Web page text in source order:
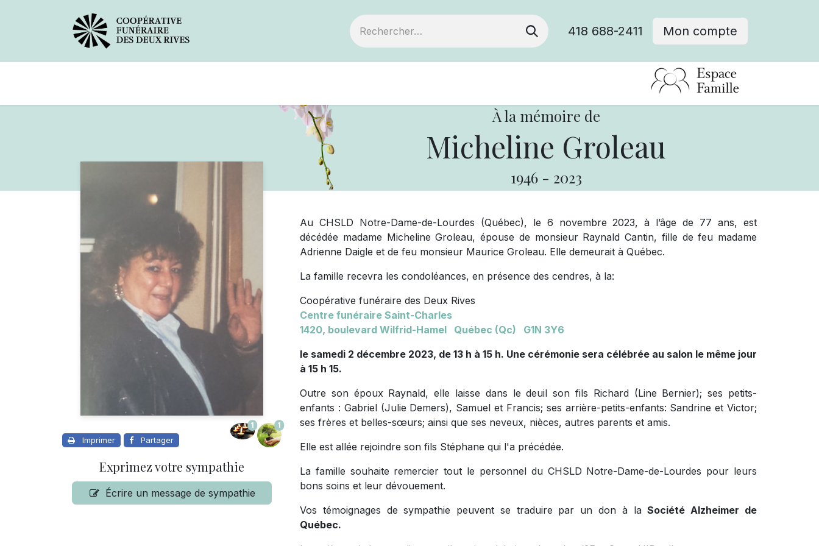
418 688-2411 Mon compte
À la mémoire de
Micheline Groleau
1946 - 2023
Imprimer Partager
1 1
Exprimez votre sympathie
Écrire un message de sympathie
Au CHSLD Notre-Dame-de-Lourdes (Québec), le 6 novembre 2023, à l’âge de 77 ans, est
décédée madame Micheline Groleau, épouse de monsieur Raynald Cantin, fille de feu madame
Adrienne Daigle et de feu monsieur Maurice Groleau. Elle demeurait à Québec.
La famille recevra les condoléances, en présence des cendres, à la:
Coopérative funéraire des Deux Rives
Centre funéraire Saint-Charles
1420, boulevard Wilfrid-Hamel Québec (Qc) G1N 3Y6
le samedi 2 décembre 2023, de 13 h à 15 h. Une cérémonie sera célébrée au salon le même jour
à 15 h 15.
Outre son époux Raynald, elle laisse dans le deuil son fils Richard (Line Bernier); ses petits-
enfants : Gabriel (Julie Demers), Samuel et Francis; ses arrière-petits-enfants: Sandrine et Victor;
ses frères et belles-sœurs; ainsi que ses neveux, nièces, autres parents et amis.
Elle est allée rejoindre son fils Stéphane qui l'a précédée.
La famille souhaite remercier tout le personnel du CHSLD Notre-Dame-de-Lourdes pour leurs
bons soins et leur dévouement.
Vos témoignages de sympathie peuvent se traduire par un don à laSociété Alzheimer de
Québec.